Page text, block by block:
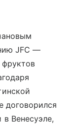
JFC —
договорился
Венесуэле,